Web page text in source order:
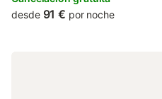
desde 91 € por noche